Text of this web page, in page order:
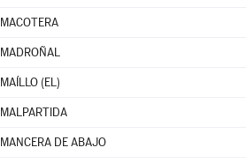
MACOTERA
MADROÑAL
MAÍLLO (EL)
MALPARTIDA
MANCERA DE ABAJO